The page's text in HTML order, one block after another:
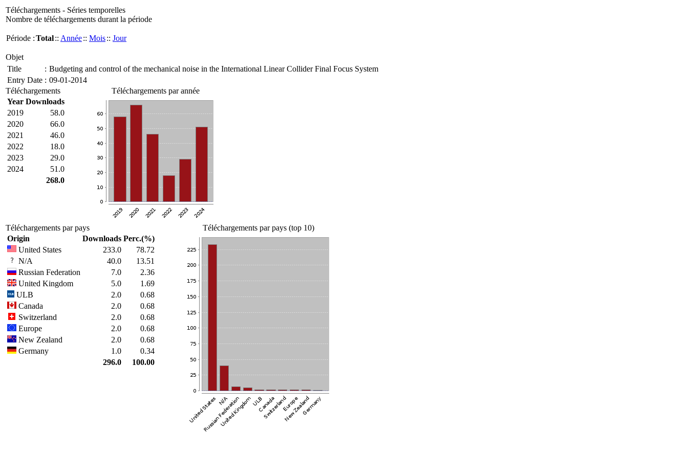
Téléchargements - Séries temporelles
Nombre de téléchargements durant la période
Période :Total:: Année:: Mois:: Jour
Objet
Title
: Budgeting and control of the mechanical noise in the International Linear Collider Final Focus System
Entry Date : 09-01-2014
Téléchargements
Year Downloads
2019
58.0
2020
66.0
2021
46.0
2022
18.0
2023
29.0
2024
51.0
268.0
Téléchargements par année
Téléchargements par pays
Origin
Downloads Perc.(%)
United States
233.0
78.72
N/A
40.0
13.51
Russian Federation
7.0
2.36
United Kingdom
5.0
1.69
ULB
2.0
0.68
Canada
2.0
0.68
Switzerland
2.0
0.68
Europe
2.0
0.68
New Zealand
2.0
0.68
Germany
1.0
0.34
296.0
100.00
Téléchargements par pays (top 10)